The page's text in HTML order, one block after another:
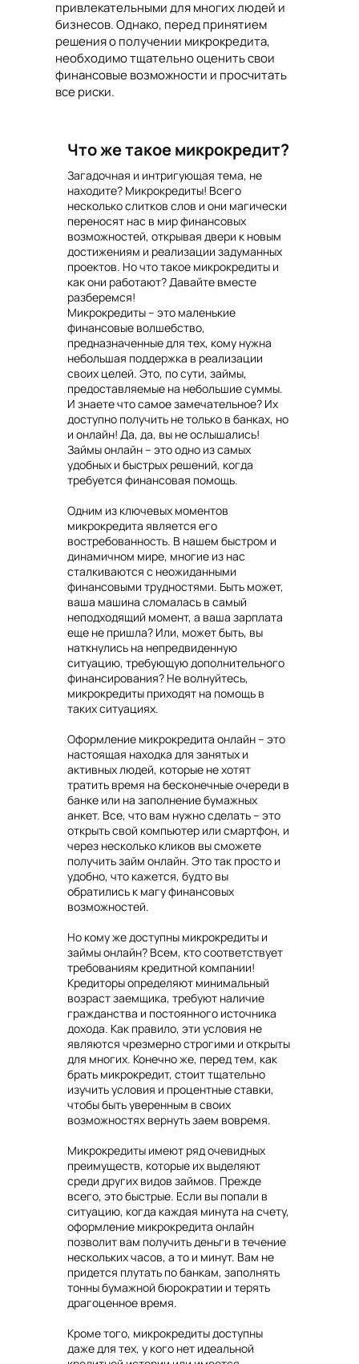
привлекательными для многих людей и
бизнесов. Однако, перед принятием
решения о получении микрокредита,
необходимо тщательно оценить свои
финансовые возможности и просчитать
все риски.
Что же такое микрокредит?
Загадочная и интригующая тема, не
находите? Микрокредиты! Всего
несколько слитков слов и они магически
переносят нас в мир финансовых
возможностей, открывая двери к новым
достижениям и реализации задуманных
проектов. Но что такое микрокредиты и
как они работают? Давайте вместе
разберемся!
Микрокредиты – это маленькие
финансовые волшебство,
предназначенные для тех, кому нужна
небольшая поддержка в реализации
своих целей. Это, по сути, займы,
предоставляемые на небольшие суммы.
И знаете что самое замечательное? Их
доступно получить не только в банках, но
и онлайн! Да, да, вы не ослышались!
Займы онлайн – это одно из самых
удобных и быстрых решений, когда
требуется финансовая помощь.
Одним из ключевых моментов
микрокредита является его
востребованность. В нашем быстром и
динамичном мире, многие из нас
сталкиваются с неожиданными
финансовыми трудностями. Быть может,
ваша машина сломалась в самый
неподходящий момент, а ваша зарплата
еще не пришла? Или, может быть, вы
наткнулись на непредвиденную
ситуацию, требующую дополнительного
финансирования? Не волнуйтесь,
микрокредиты приходят на помощь в
таких ситуациях.
Оформление микрокредита онлайн – это
настоящая находка для занятых и
активных людей, которые не хотят
тратить время на бесконечные очереди в
банке или на заполнение бумажных
анкет. Все, что вам нужно сделать – это
открыть свой компьютер или смартфон, и
через несколько кликов вы сможете
получить займ онлайн. Это так просто и
удобно, что кажется, будто вы
обратились к магу финансовых
возможностей.
Но кому же доступны микрокредиты и
займы онлайн? Всем, кто соответствует
требованиям кредитной компании!
Кредиторы определяют минимальный
возраст заемщика, требуют наличие
гражданства и постоянного источника
дохода. Как правило, эти условия не
являются чрезмерно строгими и открыты
для многих. Конечно же, перед тем, как
брать микрокредит, стоит тщательно
изучить условия и процентные ставки,
чтобы быть уверенным в своих
возможностях вернуть заем вовремя.
Микрокредиты имеют ряд очевидных
преимуществ, которые их выделяют
среди других видов займов. Прежде
всего, это быстрые. Если вы попали в
ситуацию, когда каждая минута на счету,
оформление микрокредита онлайн
позволит вам получить деньги в течение
нескольких часов, а то и минут. Вам не
придется плутать по банкам, заполнять
тонны бумажной бюрократии и терять
драгоценное время.
Кроме того, микрокредиты доступны
даже для тех, у кого нет идеальной